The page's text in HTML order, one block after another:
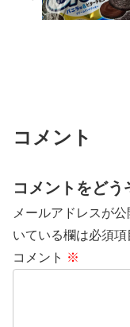
コメント
コメントをどう
メールアドレスが
いている欄は必須項
コメント ※